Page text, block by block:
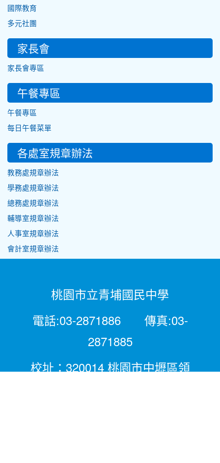
國際教育
多元社團
家長會
家長會專區
午餐專區
午餐專區
每日午餐菜單
各處室規章辦法
教務處規章辦法
學務處規章辦法
總務處規章辦法
輔導室規章辦法
人事室規章辦法
會計室規章辦法
桃園市立青埔國民中學
電話:03-2871886 傳真:03-
2871885
校址：320014 桃園市中壢區領